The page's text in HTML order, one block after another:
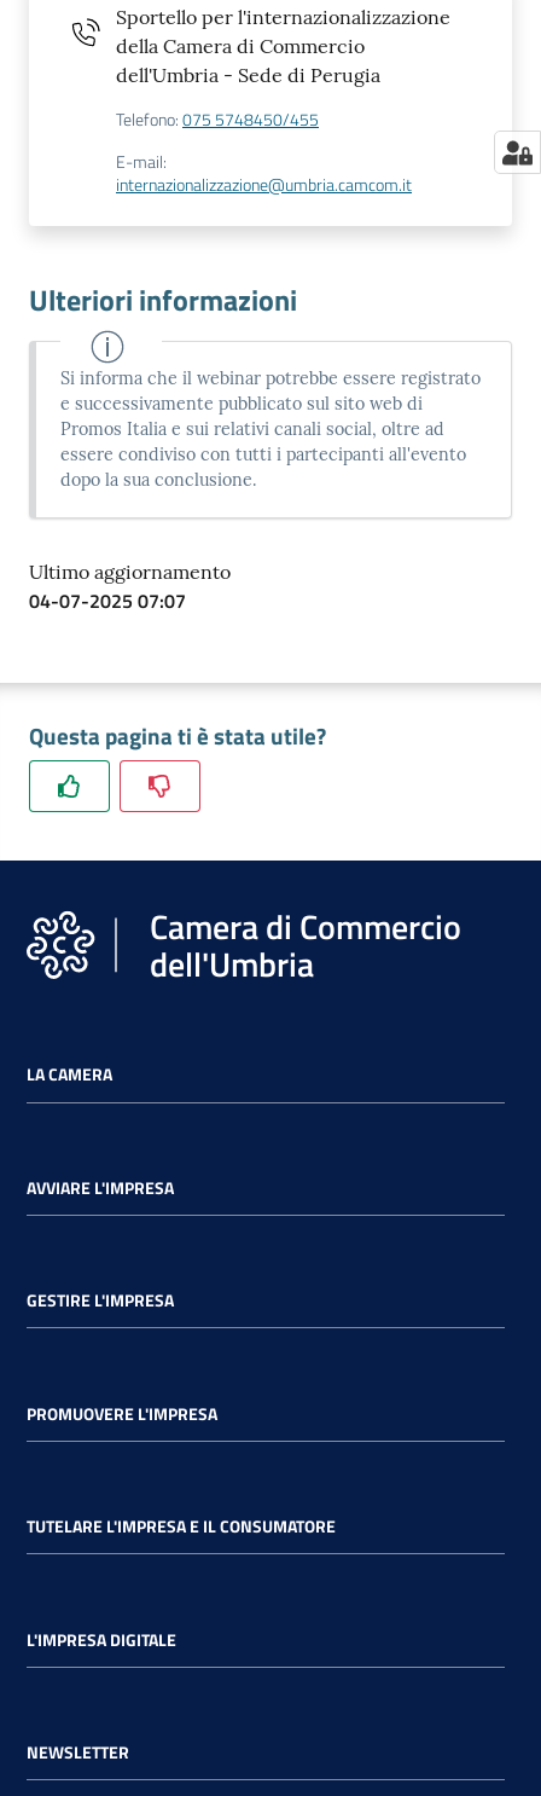
Sportello per l'internazionalizzazione
della Camera di Commercio
dell'Umbria - Sede di Perugia
Telefono:075 5748450/455
E-mail:
internazionalizzazione@umbria.camcom.it
Ulteriori informazioni
Si informa che il webinar potrebbe essere registrato
e successivamente pubblicato sul sito web di
Promos Italia e sui relativi canali social, oltre ad
essere condiviso con tutti i partecipanti all'evento
dopo la sua conclusione.
Ultimo aggiornamento
04-07-2025 07:07
Questa pagina ti è stata utile?
Camera di Commercio
dell'Umbria
LA CAMERA
AVVIARE L'IMPRESA
GESTIRE L'IMPRESA
PROMUOVERE L'IMPRESA
TUTELARE L'IMPRESA E IL CONSUMATORE
L'IMPRESA DIGITALE
NEWSLETTER